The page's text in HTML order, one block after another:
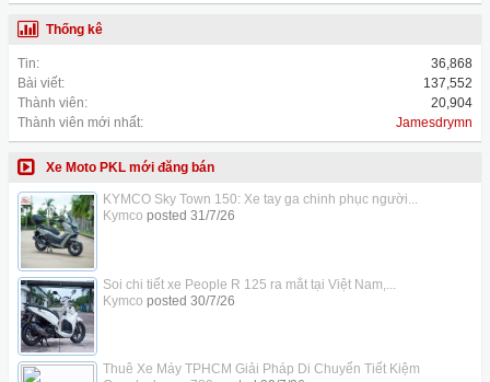
Thống kê
Tin:
36,868
Bài viết:
137,552
Thành viên:
20,904
Thành viên mới nhất:
Jamesdrymn
Xe Moto PKL mới đăng bán
KYMCO Sky Town 150: Xe tay ga chinh phục người...
Kymco posted 31/7/26
Soi chi tiết xe People R 125 ra mắt tại Việt Nam,...
Kymco posted 30/7/26
Thuê Xe Máy TPHCM Giải Pháp Di Chuyển Tiết Kiệm